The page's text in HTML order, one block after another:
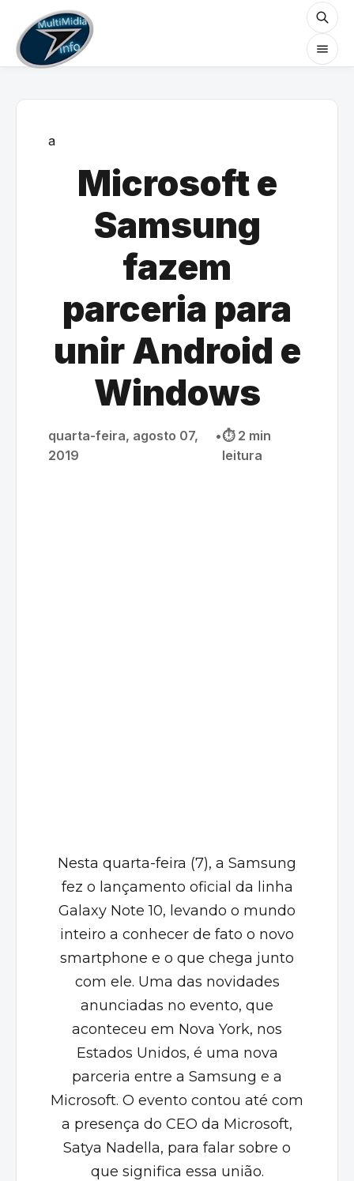
a
Microsoft e
Samsung
fazem
parceria para
unir Android e
Windows
quarta-feira, agosto 07,
2019
•⏱️ 2 min
leitura
Nesta quarta-feira (7), a Samsung
fez o lançamento oficial da linha
Galaxy Note 10, levando o mundo
inteiro a conhecer de fato o novo
smartphone e o que chega junto
com ele. Uma das novidades
anunciadas no evento, que
aconteceu em Nova York, nos
Estados Unidos, é uma nova
parceria entre a Samsung e a
Microsoft. O evento contou até com
a presença do CEO da Microsoft,
Satya Nadella, para falar sobre o
que significa essa união.